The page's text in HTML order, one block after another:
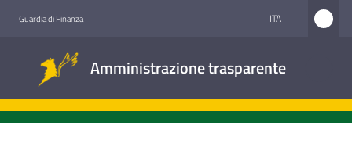
Guardia di Finanza ITA
Amministrazione trasparente
trasparente